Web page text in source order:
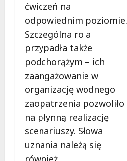
ćwiczeń na
odpowiednim poziomie.
Szczególna rola
przypadła także
podchorążym – ich
zaangażowanie w
organizację wodnego
zaopatrzenia pozwoliło
na płynną realizację
scenariuszy. Słowa
uznania należą się
również